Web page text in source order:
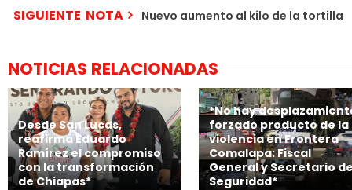
SIGUIENTE NOTA Nuevo aumento al kilo de la tortilla
NOTICIAS RELACIONADAS
Desde San Lucas,
reafirma Eduardo
Ramírez el compromiso
con la transformación
de Chiapas*
*No hay
forzado producto de la
violencia en Frontera
Comalapa: Fiscal
General y Secretario
Seguridad*